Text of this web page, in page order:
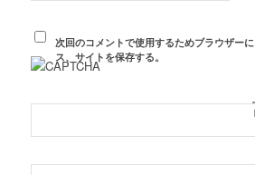
次回のコメントで使用するためブラウザー
ス、サイトを保存する。